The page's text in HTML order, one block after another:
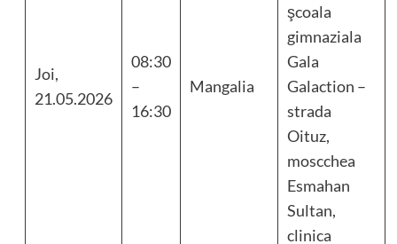
Joi,
21.05.2026
08:30
–
16:30
Mangalia
şcoala
gimnaziala
Gala
Galaction –
strada
Oituz,
moscchea
Esmahan
Sultan,
clinica